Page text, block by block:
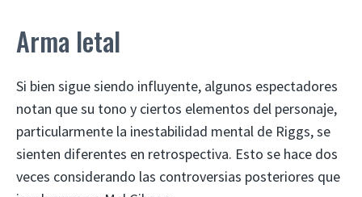
Arma letal
Si bien sigue siendo influyente, algunos espectadores
notan que su tono y ciertos elementos del personaje,
particularmente la inestabilidad mental de Riggs, se
sienten diferentes en retrospectiva. Esto se hace dos
veces considerando las controversias posteriores que